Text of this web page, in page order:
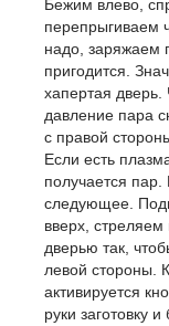
Бежим влево,
перепрыгиваем
надо, заряжаем
пригодится.
хапертая
давление пара
с правой
Если есть
получается
следующее.
вверх, стреляем
дверью так,
левой стороны.
активируется
руки заготовку